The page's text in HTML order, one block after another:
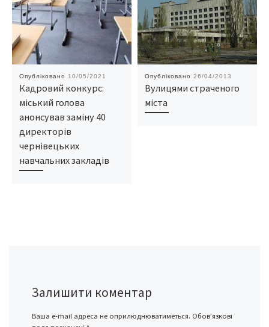
Опубліковано 10/05/2021
Кадровий конкурс:
міський голова
анонсував заміну 40
директорів
чернівецьких
навчальних закладів
Опубліковано 26/04/2013
Вулицями страченого
міста
Залишити коментар
Ваша e-mail адреса не оприлюднюватиметься. Обов’язкові